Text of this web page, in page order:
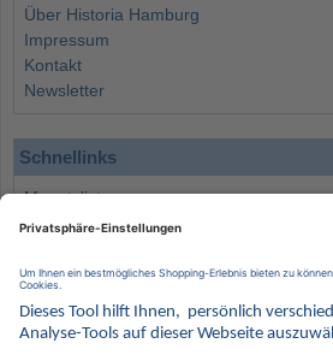
Über Historia Hamburg
Impressum
Kontakt
Newsletter
Schnellinks
Monatsliste
Angebote
Wissenswertes
Kontakt